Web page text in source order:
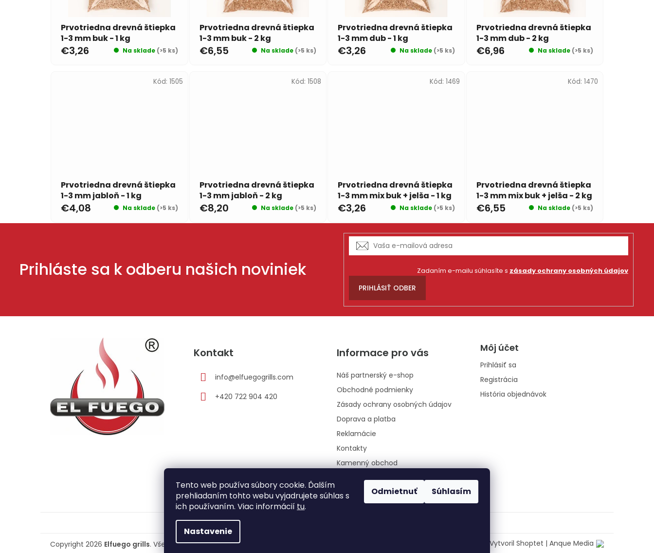
Tento web používa súbory cookie. Ďalším
prehliadaním tohto webu vyjadrujete súhlas s
ich používaním. Viac informácií tu.
Nastavenie
Odmietnuť Súhlasím
Prvotriedna drevná štiepka
1-3 mm buk - 1 kg
Na sklade (>5 ks)
€3,26
Prvotriedna drevná štiepka
1-3 mm buk - 2 kg
Na sklade (>5 ks)
€6,55
Prvotriedna drevná štiepka
1-3 mm dub - 1 kg
Na sklade (>5 ks)
€3,26
Prvotriedna drevná štiepka
1-3 mm dub - 2 kg
Na sklade (>5 ks)
€6,96
Prvotriedna drevná štiepka
1-3 mm jabloň - 1 kg
Na sklade (>5 ks)
€4,08
Kód: 1505
Prvotriedna drevná štiepka
1-3 mm jabloň - 2 kg
Na sklade (>5 ks)
€8,20
Kód: 1508
Prvotriedna drevná štiepka
1-3 mm mix buk + jelša - 1 kg
Na sklade (>5 ks)
€3,26
Kód: 1469
Prvotriedna drevná štiepka
1-3 mm mix buk + jelša - 2 kg
Na sklade (>5 ks)
€6,55
Kód: 1470
Prihláste sa k odberu našich noviniek Zadaním e-mailu súhlasíte s zásady ochrany osobných údajov
PRIHLÁSIŤ ODBER
Kontakt
info@elfuegogrills.com
+420 722 904 420
Informace pro vás
Náš partnerský e-shop
Obchodné podmienky
Zásady ochrany osobných údajov
Doprava a platba
Reklamácie
Kontakty
Kamenný obchod
Moja objednávka
Môj účet
Prihlásiť sa
Registrácia
História objednávok
Vytvoril Shoptet | Anque Media
Copyright 2026 Elfuego grills. Všetky práva vyhradené.